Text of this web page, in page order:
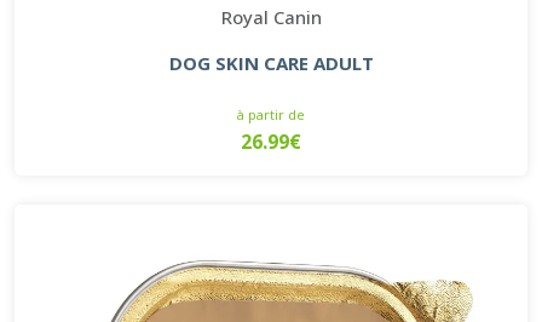
Royal Canin
DOG SKIN CARE ADULT
à partir de
26.99€